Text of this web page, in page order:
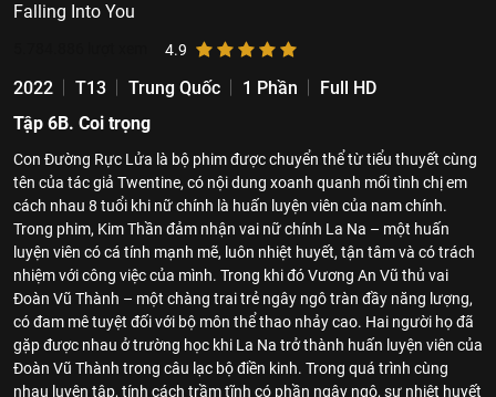
Falling Into You
4.9
2022 T13 Trung Quốc 1 Phần
Full HD
Tập 6B. Coi trọng
Con Đường Rực Lửa là bộ phim được chuyển thể từ tiểu thuyết cùng
tên của tác giả Twentine, có nội dung xoanh quanh mối tình chị em
cách nhau 8 tuổi khi nữ chính là huấn luyện viên của nam chính.
Trong phim, Kim Thần đảm nhận vai nữ chính La Na – một huấn
luyện viên có cá tính mạnh mẽ, luôn nhiệt huyết, tận tâm và có trách
nhiệm với công việc của mình. Trong khi đó Vương An Vũ thủ vai
Đoàn Vũ Thành – một chàng trai trẻ ngây ngô tràn đầy năng lượng,
có đam mê tuyệt đối với bộ môn thể thao nhảy cao. Hai người họ đã
gặp được nhau ở trường học khi La Na trở thành huấn luyện viên của
Đoàn Vũ Thành trong câu lạc bộ điền kinh. Trong quá trình cùng
nhau luyện tập, tính cách trầm tĩnh có phần ngây ngô, sự nhiệt huyết